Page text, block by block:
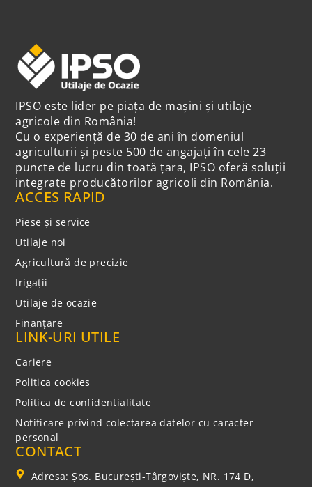
IPSO este lider pe piața de mașini și utilaje
agricole din România!
Cu o experiență de 30 de ani în domeniul
agriculturii și peste 500 de angajați în cele 23
puncte de lucru din toată țara, IPSO oferă soluții
integrate producătorilor agricoli din România.
ACCES RAPID
Piese și service
Utilaje noi
Agricultură de precizie
Irigații
Utilaje de ocazie
Finanțare
LINK-URI UTILE
Cariere
Politica cookies
Politica de confidentialitate
Notificare privind colectarea datelor cu caracter
personal
CONTACT
Adresa: Şos. Bucureşti-Târgovişte, NR. 174 D,